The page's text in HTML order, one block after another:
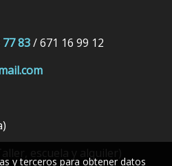
83/ 671 16 99 12
y terceros para obtener datos